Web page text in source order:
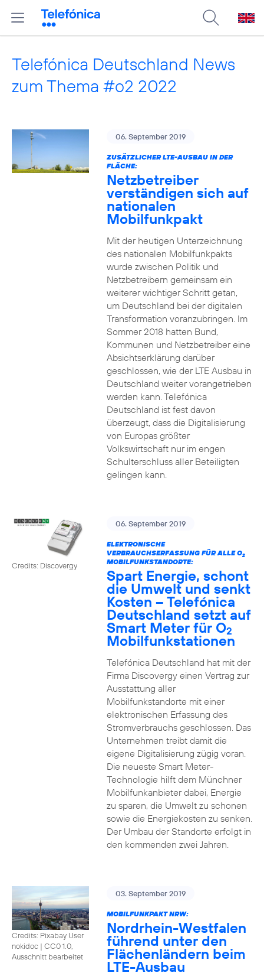
Telefónica Deutschland News
zum Thema #o2 2022
06. September 2019
ZUSÄTZLICHER LTE-AUSBAU IN DER
FLÄCHE:
Netzbetreiber
verständigen sich auf
nationalen
Mobilfunkpakt
Mit der heutigen Unterzeichnung
des nationalen Mobilfunkpakts
wurde zwischen Politik und
Netzbetreibern gemeinsam ein
weiterer wichtiger Schritt getan,
um Deutschland bei der digitalen
Transformation voranzubringen. Im
Sommer 2018 hatten Bund,
Kommunen und Netzbetreiber eine
Absichtserklärung darüber
geschlossen, wie der LTE Ausbau in
Deutschland weiter vorangetrieben
werden kann. Telefónica
Deutschland ist fest davon
überzeugt, dass die Digitalisierung
von Europas größter
Volkswirtschaft nur im engen
Schulterschluss aller Beteiligten
gelingen kann.
Credits: Discovergy
06. September 2019
ELEKTRONISCHE
VERBRAUCHSERFASSUNG FÜR ALLE O2
MOBILFUNKSTANDORTE:
Spart Energie, schont
die Umwelt und senkt
Kosten – Telefónica
Deutschland setzt auf
Smart Meter für O2
Mobilfunkstationen
Telefónica Deutschland hat mit der
Firma Discovergy einen Vertrag zur
Ausstattung aller
Mobilfunkstandorte mit einer
elektronischen Erfassung des
Stromverbrauchs geschlossen. Das
Unternehmen treibt damit die
eigene Digitalisierung zügig voran.
Die neueste Smart Meter-
Technologie hilft dem Münchner
Mobilfunkanbieter dabei, Energie
zu sparen, die Umwelt zu schonen
sowie die Energiekosten zu senken.
Der Umbau der Standorte erfolgt in
den kommenden zwei Jahren.
Credits: Pixabay User
nokidoc | CC0 1.0,
Ausschnitt bearbeitet
03. September 2019
MOBILFUNKPAKT NRW:
Nordrhein-Westfalen
führend unter den
Flächenländern beim
LTE-Ausbau